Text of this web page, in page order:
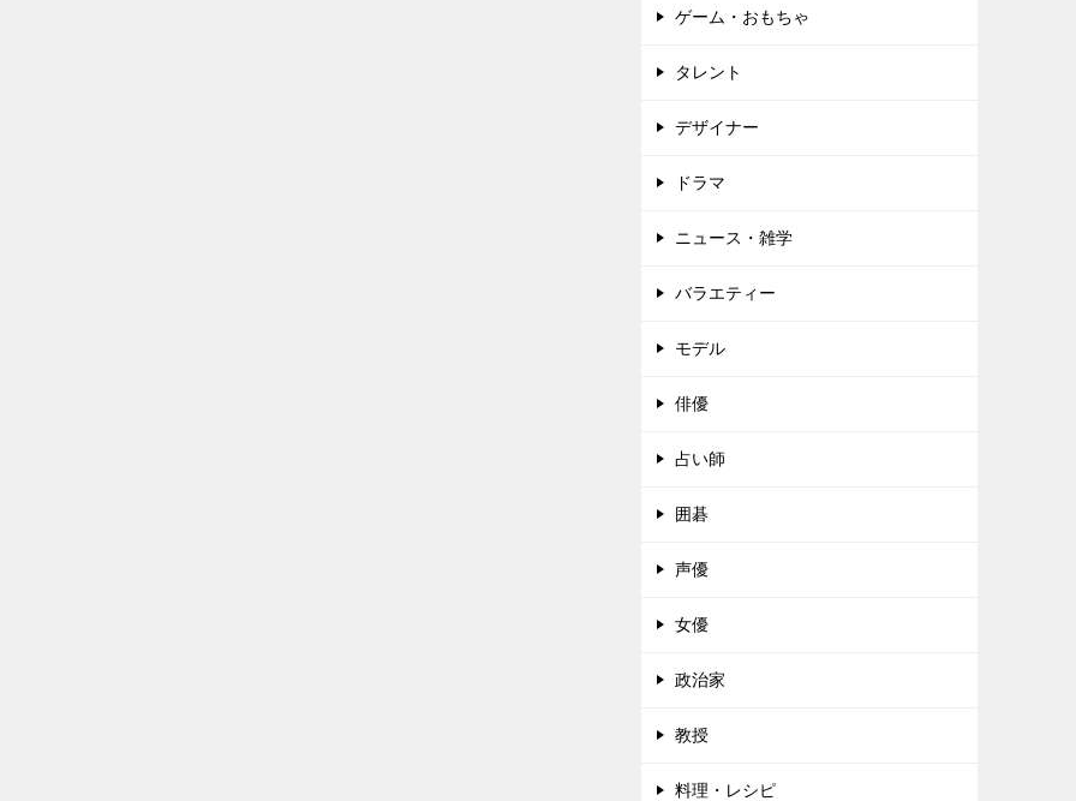
ゲーム・おもちゃ
タレント
デザイナー
ドラマ
ニュース・雑学
バラエティー
モデル
俳優
占い師
囲碁
声優
女優
政治家
教授
料理・レシピ